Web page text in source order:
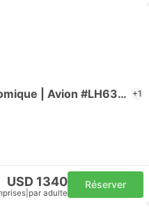
Classe économique | Avion #LH6395 +1
USD 1340
par adulte
Réserver